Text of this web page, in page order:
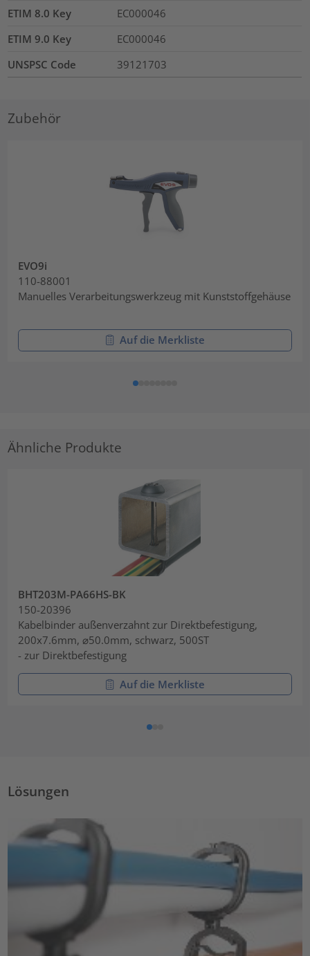
ETIM 8.0 Key
EC000046
ETIM 9.0 Key
EC000046
UNSPSC Code
39121703
Zubehör
EVO9i
110-88001
Manuelles Verarbeitungswerkzeug mit Kunststoffgehäuse
Auf die Merkliste
Ähnliche Produkte
BHT203M-PA66HS-BK
150-20396
Kabelbinder außenverzahnt zur Direktbefestigung,
200x7.6mm, ⌀50.0mm, schwarz, 500ST
- zur Direktbefestigung
Auf die Merkliste
Lösungen